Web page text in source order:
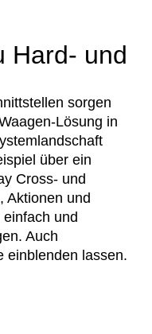
Hard- und
sorgen
Lösung in
über ein
Cross- und
Aktionen und
und
Auch
einblenden lassen.